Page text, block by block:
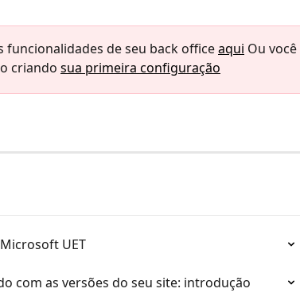
funcionalidades de seu back office aqui Ou você
criando sua primeira configuração
UET
com as versões do seu site: introdução